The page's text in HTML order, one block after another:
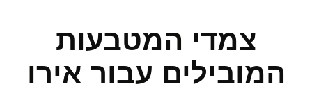
צמדי המטבעות
המובילים עבור אירו